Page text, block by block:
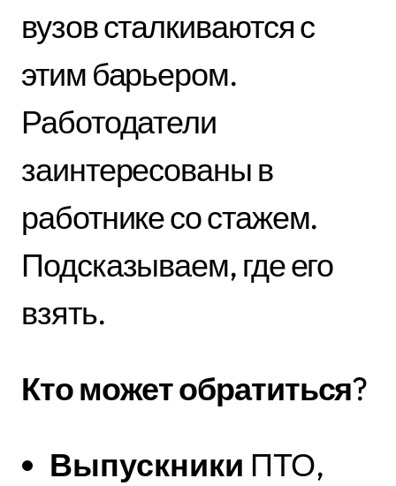
вузов сталкиваются с
этим барьером.
Работодатели
заинтересованы в
работнике со стажем.
Подсказываем, где его
взять.
Кто может обратиться?
Выпускники ПТО,